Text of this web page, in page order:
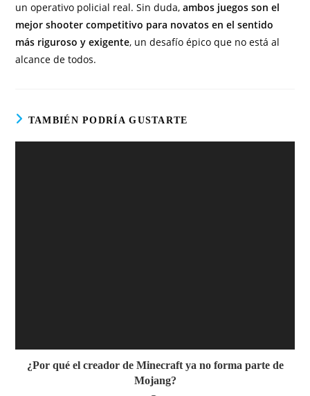
un operativo policial real. Sin duda,ambos juegos son el
mejor shooter competitivo para novatos en el sentido
más riguroso y exigente, un desafío épico que no está al
alcance de todos.
TAMBIÉN PODRÍA GUSTARTE
¿Por qué el creador de Minecraft ya no forma parte de
Mojang?